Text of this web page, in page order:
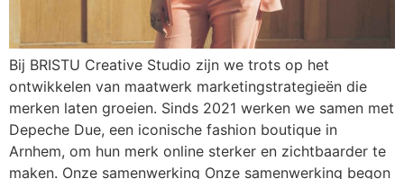
Bij BRISTU Creative Studio zijn we trots op het
ontwikkelen van maatwerk marketingstrategieën die
merken laten groeien. Sinds 2021 werken we samen met
Depeche Due, een iconische fashion boutique in
Arnhem, om hun merk online sterker en zichtbaarder te
maken. Onze samenwerking Onze samenwerking begon